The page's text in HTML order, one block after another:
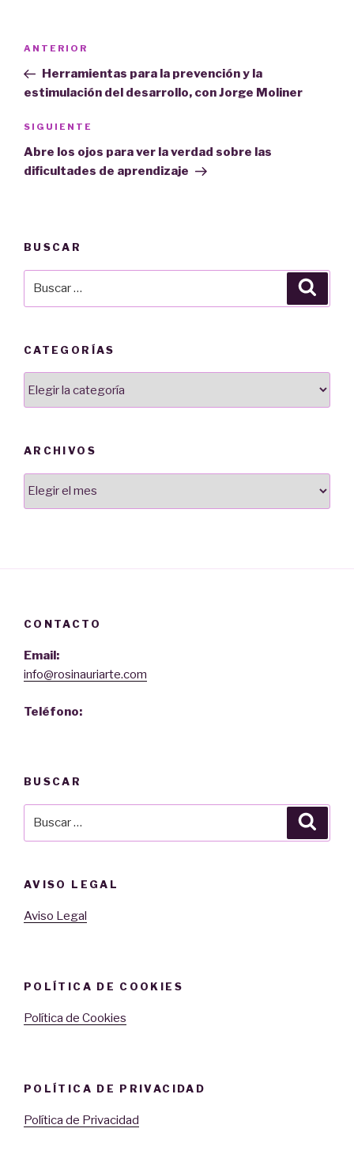
entradas
Entrada
anterior:
ANTERIOR
Herramientas para la prevención y la
estimulación del desarrollo, con Jorge Moliner
Siguiente
entrada
SIGUIENTE
Abre los ojos para ver la verdad sobre las
dificultades de aprendizaje
BUSCAR
CATEGORÍAS
ARCHIVOS
CONTACTO
Email:
info@rosinauriarte.com
Teléfono:
BUSCAR
AVISO LEGAL
Aviso Legal
POLÍTICA DE COOKIES
Política de Cookies
POLÍTICA DE PRIVACIDAD
Política de Privacidad